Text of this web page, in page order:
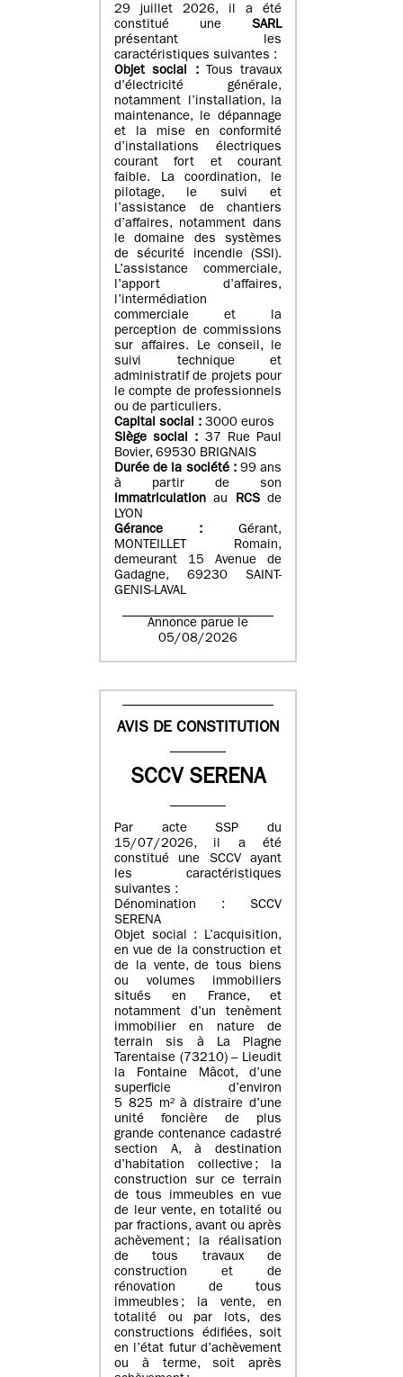
29 juillet 2026, il a été
constitué une SARL
présentant les
caractéristiques suivantes :
Objet social :
Tous travaux
d’électricité générale,
notamment l’installation, la
maintenance, le dépannage
et la mise en conformité
d’installations électriques
courant fort et courant
faible. La coordination, le
pilotage, le suivi et
l’assistance de chantiers
d’affaires, notamment dans
le domaine des systèmes
de sécurité incendie (SSI).
L’assistance commerciale,
l’apport d’affaires,
l’intermédiation
commerciale et la
perception de commissions
sur affaires. Le conseil, le
suivi technique et
administratif de projets pour
le compte de professionnels
ou de particuliers.
Capital social : 3000 euros
Siège social : 37 Rue Paul
Bovier, 69530 BRIGNAIS
Durée de la société : 99 ans
à partir de son
immatriculation au RCSde
LYON
Gérance :
Gérant,
MONTEILLET Romain,
demeurant 15 Avenue de
Gadagne, 69230 SAINT-
GENIS-LAVAL
Annonce parue le
05/08/2026
AVIS DE CONSTITUTION
SCCV SERENA
Par acte SSP du
15/07/2026, il a été
constitué une SCCV ayant
les caractéristiques
suivantes :
Dénomination : SCCV
SERENA
Objet social : L’acquisition,
en vue de la construction et
de la vente, de tous biens
ou volumes immobiliers
situés en France, et
notamment d’un tenèment
immobilier en nature de
terrain sis à La Plagne
Tarentaise (73210) – Lieudit
la Fontaine Mâcot, d’une
superficie d’environ
5 825 m² à distraire d’une
unité foncière de plus
grande contenance cadastré
section A, à destination
d’habitation collective ; la
construction sur ce terrain
de tous immeubles en vue
de leur vente, en totalité ou
par fractions, avant ou après
achèvement ; la réalisation
de tous travaux de
construction et de
rénovation de tous
immeubles ; la vente, en
totalité ou par lots, des
constructions édifiées, soit
en l’état futur d’achèvement
ou à terme, soit après